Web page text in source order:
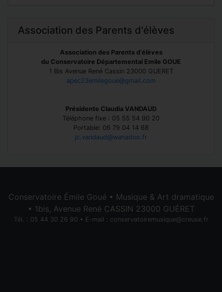
Association des Parents d'élèves
Association des Parents d'élèves
du Conservatoire Départemental Emile GOUE
1 Bis Avenue René Cassin 23000 GUERET
apec23emilegoue@gmail.com
Présidente Claudia VANDAUD
Téléphone fixe : 05 55 54 90 20
Portable: 06 79 04 14 68
jc.vandaud@wanadoo.fr
Conservatoire Émile Goué • Musique & Art dramatique
• 1bis, Avenue René CASSIN 23000 GUÉRET
Tél. : 05 44 30 26 90 • E-mail : conservatoiremusique@creuse.fr